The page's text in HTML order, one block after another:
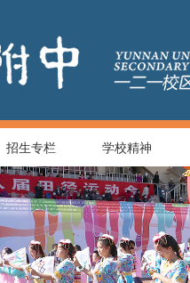
招生专栏 学校精神